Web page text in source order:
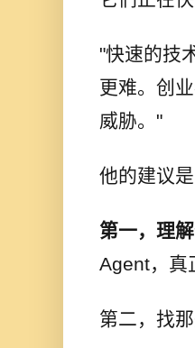
"快速的技
更难。创
威胁。"
他的建议是
第一，理
Agent，真
第二，找